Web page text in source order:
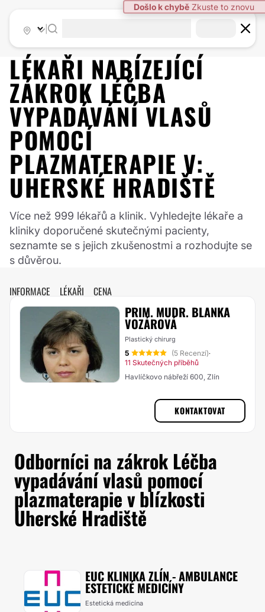
Došlo k chybě Zkuste to znovu
LÉKAŘI NABÍZEJÍCÍ
ZÁKROK LÉČBA
VYPADÁVÁNÍ VLASŮ
POMOCÍ
PLAZMATERAPIEV:
UHERSKÉ HRADIŠTĚ
Více než 999 lékařů a klinik. Vyhledejte lékaře a
kliniky doporučené skutečnými pacienty,
seznamte se s jejich zkušenostmi a rozhodujte se
s důvěrou.
INFORMACE LÉKAŘI CENA
PRIM. MUDR. BLANKA
VOZÁROVÁ
Plastický chirurg
5 (5 Recenzí)·
11 Skutečných příběhů
Havlíčkovo nábřeží 600, Zlín
KONTAKTOVAT
Odborníci na zákrok Léčba
vypadávání vlasů pomocí
plazmaterapie v blízkosti
Uherské Hradiště
EUC KLINIKA ZLÍN - AMBULANCE
ESTETICKÉ MEDICÍNY
Estetická medicína